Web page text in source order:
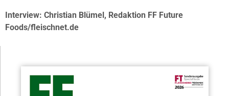
Interview: Christian Blümel, Redaktion FF Future
Foods/fleischnet.de